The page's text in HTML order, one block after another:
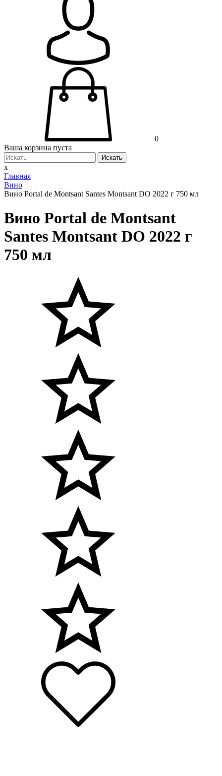
0
Ваша корзина пуста
Искать
x
Главная
Вино
Вино Portal de Montsant Santes Montsant DO 2022 г 750 мл
Вино Portal de Montsant
Santes Montsant DO 2022 г
750 мл